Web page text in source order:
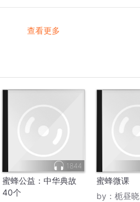
查看更多
1844
蜜蜂公益：中华典故
40个
蜜蜂微课
by： 栀昼晓